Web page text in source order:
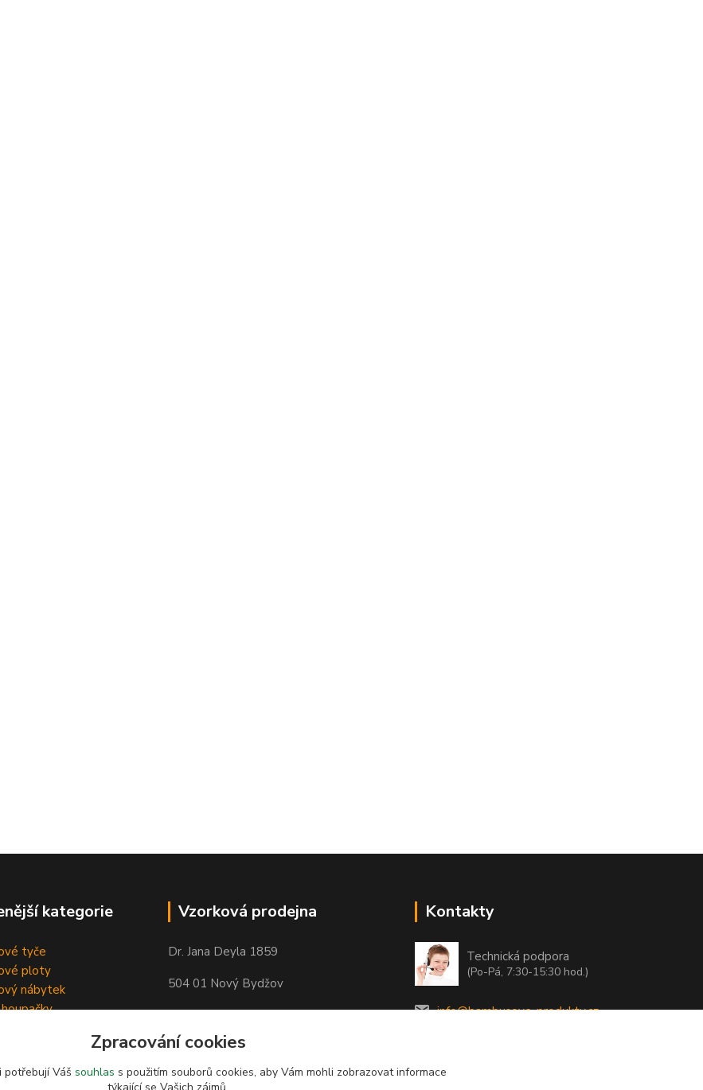
kategorie
tyče
ploty
nábytek
Vzorková prodejna
Dr. Jana Deyla 1859
504 01 Nový Bydžov
Otevírací doba:
Po - Pá 8:00 - 17:00
So - 8:00 - 17:00
Kontakty
Technická podpora
(Po-Pá, 7:30-15:30 hod.)
info@bambusove-produkty.cz
Zpracování cookies
Váš souhlas s použitím souborů cookies, aby Vám mohli zobrazovat informace